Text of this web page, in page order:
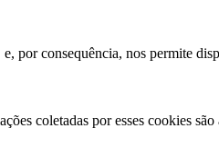
por consequência, nos permite
coletadas por esses cookies